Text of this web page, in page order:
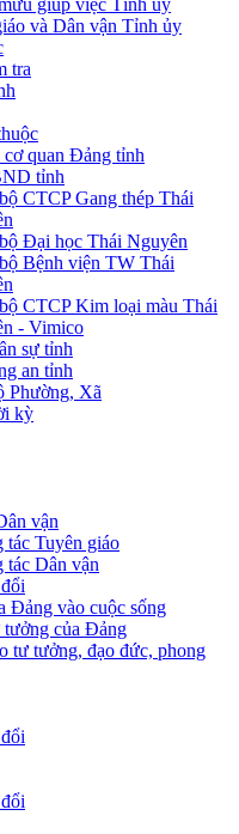
và Dân vận Tỉnh ủy
tra
quan Đảng tỉnh
tỉnh
CTCP Gang thép Thái
Đại học Thái Nguyên
Bệnh viện TW Thái
CTCP Kim loại màu Thái
- Vimico
sự tỉnh
an tỉnh
Phường, Xã
kỳ
vận
tác Tuyên giáo
tác Dân vận
Đảng vào cuộc sống
tưởng của Đảng
tư tưởng, đạo đức, phong